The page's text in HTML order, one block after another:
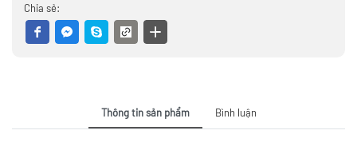
Chia sẻ:
Thông tin sản phẩm Bình luận